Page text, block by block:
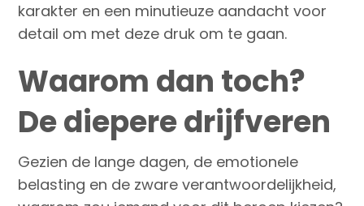
karakter en een minutieuze aandacht voor
detail om met deze druk om te gaan.
Waarom dan toch?
De diepere drijfveren
Gezien de lange dagen, de emotionele
belasting en de zware verantwoordelijkheid,